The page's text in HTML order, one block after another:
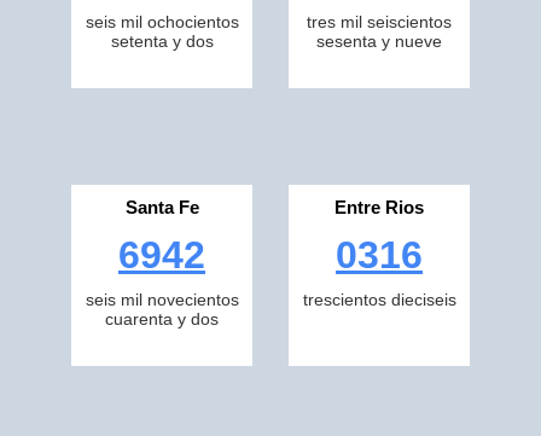
seis mil ochocientos
setenta y dos
tres mil seiscientos
sesenta y nueve
Santa Fe
6942
seis mil novecientos
cuarenta y dos
Entre Rios
0316
trescientos dieciseis